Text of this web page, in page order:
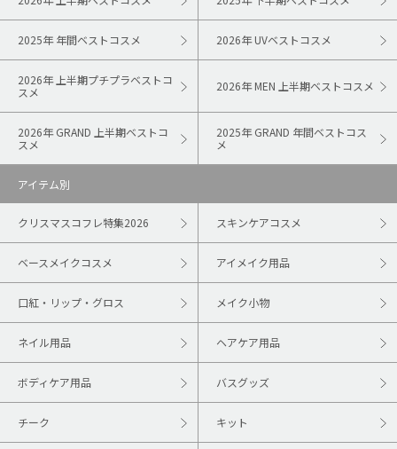
2025年 年間ベストコスメ 2026年 UVベストコスメ
2026年 上半期プチプラベストコ
スメ
2026年 MEN 上半期ベストコスメ
2026年 GRAND 上半期ベストコ
スメ
2025年 GRAND 年間ベストコス
メ
アイテム別
クリスマスコフレ特集2026 スキンケアコスメ
ベースメイクコスメ アイメイク用品
口紅・リップ・グロス メイク小物
ネイル用品 ヘアケア用品
ボディケア用品 バスグッズ
チーク キット